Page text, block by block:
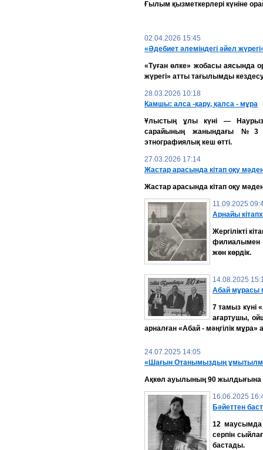
Ғылым қызметкерлері күніне
02.04.2026 15:45
«Әдебиет әлеміндегі әйел
«Туған өлке» жобасы аясында
жүрегі» атты тағылымды кездесу
28.03.2026 10:18
Қамшы: алса -қару, қалса - мұра
Ұлыстың ұлы күні —
сарайының жанындағы №3
этнографиялық кеш өтті.
27.03.2026 17:14
Жастар арасында кітап оқу
Жастар арасында кітап оқу
11.09.2025
Арнайы
Жергілікті
филиалымен
жөн көрдік.
14.08.2025
Абай мұрасы
7 тамыз күні
ағартушы,
арналған «Абай - мәңгілік мұра»
24.07.2025 14:05
«Шағын Отанымыздың
Ақкөл ауылының 90 жылдығына
16.06.2025
Бәйеттен
12 маусымда
серпін
бастады.